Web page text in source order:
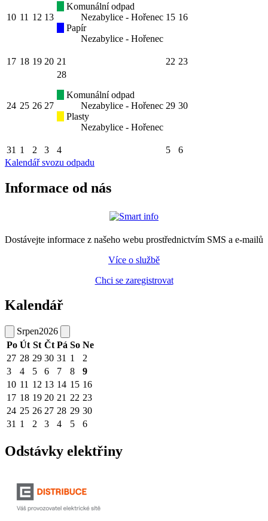
10 11 12 13
Komunální odpad
Nezabylice - Hořenec
Papír
Nezabylice - Hořenec
15 16
17 18 19 20 21 22 23
24 25 26 27
28
Komunální odpad
Nezabylice - Hořenec
Plasty
Nezabylice - Hořenec
29 30
31 1 2 3 4 5
6
Kalendář svozu odpadu
Informace od nás
Dostávejte informace z našeho webu prostřednictvím SMS a e-mailů
Více o službě
Chci se zaregistrovat
Kalendář
Srpen2026
Po Út St Čt Pá So Ne
27 28 29 30 31 1
2
3
4 5 6 7 8
9
10 11 12 13 14 15 16
17 18 19 20 21 22 23
24 25 26 27 28 29 30
31 1 2 3 4 5 6
Odstávky elektřiny